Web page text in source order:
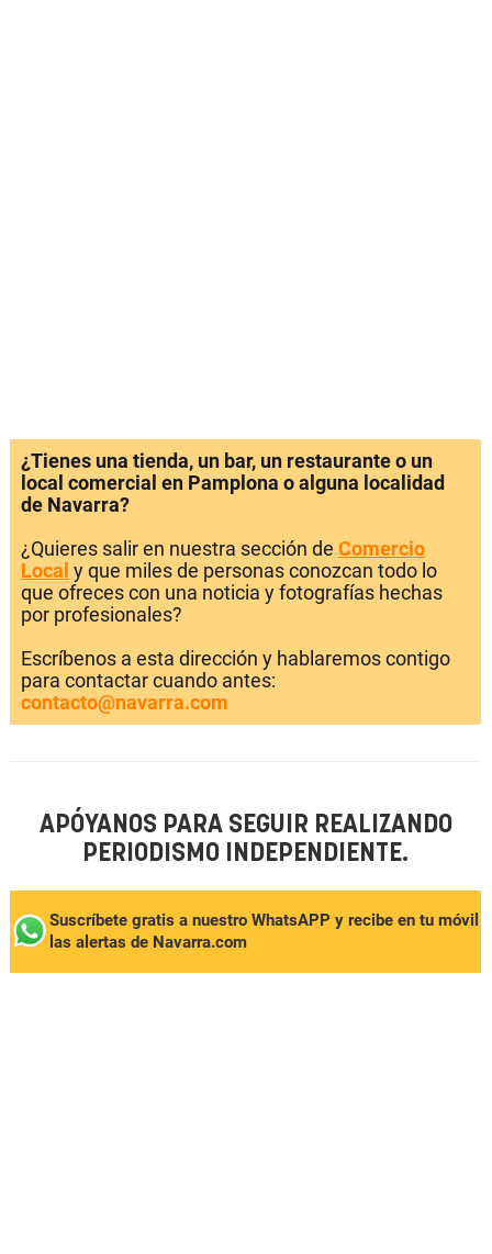
¿Tienes una tienda, un bar, un restaurante o un
local comercial en Pamplona o alguna localidad
de Navarra?
¿Quieres salir en nuestra sección de Comercio
Local y que miles de personas conozcan todo lo
que ofreces con una noticia y fotografías hechas
por profesionales?
Escríbenos a esta dirección y hablaremos contigo
para contactar cuando antes:
contacto@navarra.com
APÓYANOS PARA SEGUIR REALIZANDO
PERIODISMO INDEPENDIENTE.
Suscríbete gratis a nuestro WhatsAPP y recibe en tu móvil
las alertas de Navarra.com